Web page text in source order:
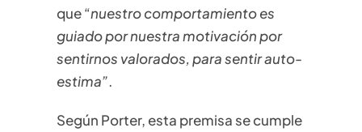
que “nuestro comportamiento es
guiado por nuestra motivación por
sentirnos valorados, para sentir auto-
estima”.
Según Porter, esta premisa se cumple